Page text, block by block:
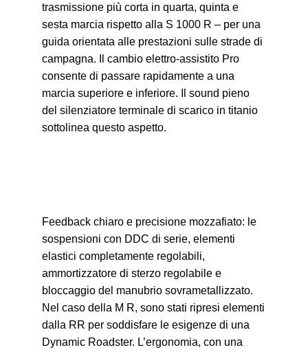
trasmissione più corta in quarta, quinta e
sesta marcia rispetto alla S 1000 R – per una
guida orientata alle prestazioni sulle strade di
campagna. Il cambio elettro-assistito Pro
consente di passare rapidamente a una
marcia superiore e inferiore. Il sound pieno
del silenziatore terminale di scarico in titanio
sottolinea questo aspetto.
Feedback chiaro e precisione mozzafiato: le
sospensioni con DDC di serie, elementi
elastici completamente regolabili,
ammortizzatore di sterzo regolabile e
bloccaggio del manubrio sovrametallizzato.
Nel caso della M R, sono stati ripresi elementi
dalla RR per soddisfare le esigenze di una
Dynamic Roadster. L’ergonomia, con una